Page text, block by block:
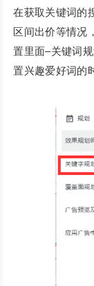
在获取关键词的
区间出价等情况
置里面–关键词
置兴趣爱好词的